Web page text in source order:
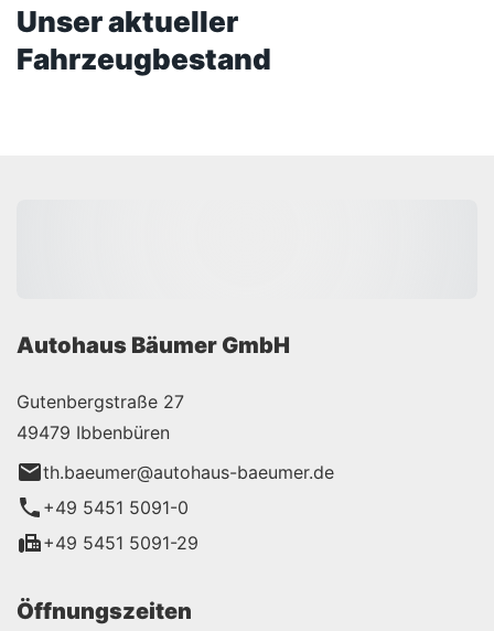
Unser aktueller
Fahrzeugbestand
Autohaus Bäumer GmbH
Gutenbergstraße 27
49479 Ibbenbüren
th.baeumer@autohaus-baeumer.de
+49 5451 5091-0
+49 5451 5091-29
Öffnungszeiten